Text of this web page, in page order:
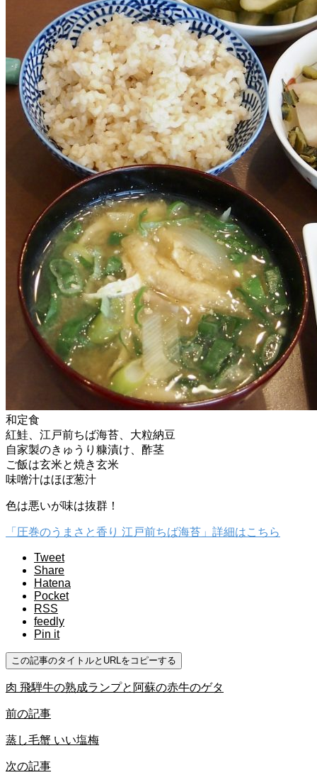
和定食
紅鮭、江戸前ちば海苔、大粒納豆
自家製のきゅうり糠漬け、酢茎
ご飯は玄米と焼き玄米
味噌汁はほぼ葱汁
色は悪いが味は抜群！
「圧巻のうまさと香り 江戸前ちば海苔」詳細はこちら
Tweet
Share
Hatena
Pocket
RSS
feedly
Pin it
この記事のタイトルとURLをコピーする
肉 飛騨牛の熟成ランプと阿蘇の赤牛のゲタ
前の記事
蒸し毛蟹 いい塩梅
次の記事